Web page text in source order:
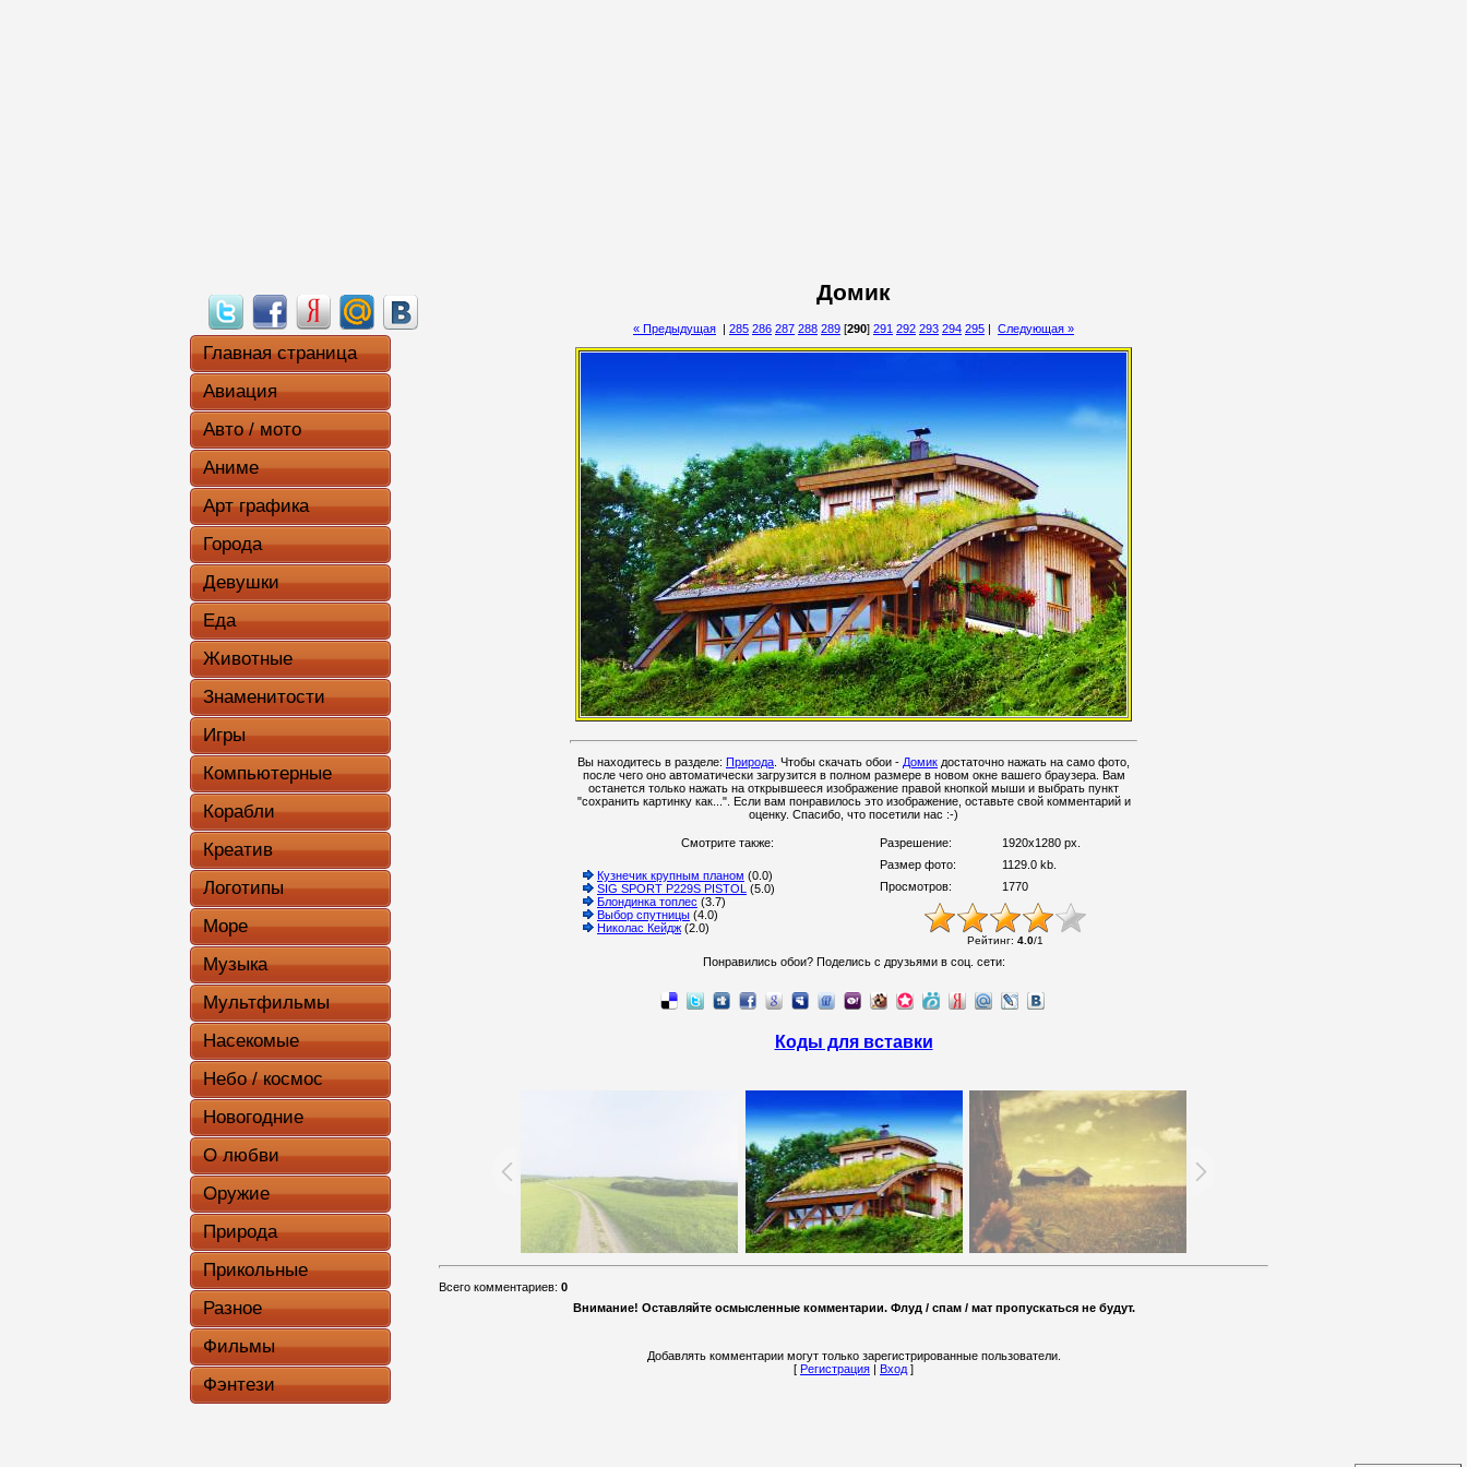
Главная страница
Авиация
Авто / мото
Аниме
Арт графика
Города
Девушки
Еда
Животные
Знаменитости
Игры
Компьютерные
Корабли
Креатив
Логотипы
Море
Музыка
Мультфильмы
Насекомые
Небо / космос
Новогодние
О любви
Оружие
Природа
Прикольные
Разное
Фильмы
Фэнтези
Домик
« Предыдущая 285 286 287 288 289 [290] 291 292 293 294 295 Следующая »
Вы находитесь в разделе: Природа . Чтобы скачать обои - Домик достаточно нажать на само фото,
после чего оно автоматически загрузится в полном размере в новом окне вашего браузера. Вам
останется только нажать на открывшееся изображение правой кнопкой мыши и выбрать пункт
"сохранить картинку как...". Если вам понравилось это изображение, оставьте свой комментарий и
оценку. Спасибо, что посетили нас :-)
Смотрите также: Разрешение: 1920x1280 px.
Кузнечик крупным планом (0.0)
SIG SPORT P229S PISTOL (5.0)
Блондинка топлес (3.7)
Выбор спутницы (4.0)
Николас Кейдж (2.0)
Размер фото:
1129.0 kb.
Просмотров:
1770
Рейтинг: 4.0/1
Понравились обои? Поделись с друзьями в соц. сети:
Коды для вставки
Всего комментариев: 0
Внимание! Оставляйте осмысленные комментарии. Флуд / спам / мат пропускаться не будут.
Добавлять комментарии могут только зарегистрированные пользователи.
[ Регистрация Вход]